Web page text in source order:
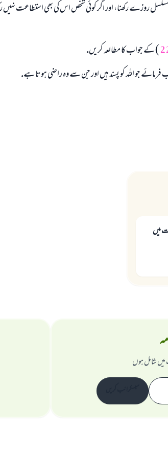
روزے ركھنا، اور اگر كوئى شخص اس كى بھى استطاعت نہيں
) كے جواب كا مطالعہ كريں.
جو اللہ كو پسند ہيں اور جن سے وہ راضى ہوتا ہے.
میں
شامل ہوں